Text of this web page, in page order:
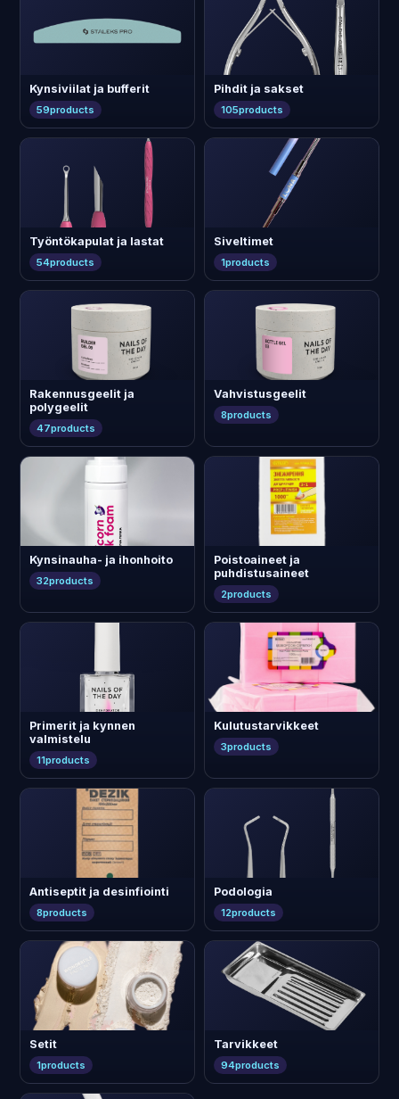
Kynsiviilat ja bufferit
59products
Pihdit ja sakset
105products
Työntökapulat ja lastat
54products
Siveltimet
1products
Rakennusgeelit ja
polygeelit
47products
Vahvistusgeelit
8products
Kynsinauha- ja ihonhoito
32products
Poistoaineet ja
puhdistusaineet
2products
Primerit ja kynnen
valmistelu
11products
Kulutustarvikkeet
3products
Antiseptit ja desinfiointi
8products
Podologia
12products
Setit
1products
Tarvikkeet
94products